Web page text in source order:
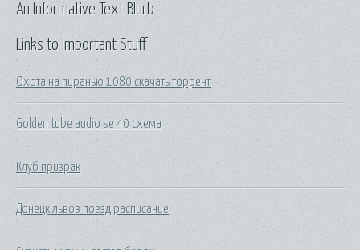
Links to Important Stuff
Охота на пиранью 1080 скачать торрент
Golden tube audio se 40 схема
Клуб призрак
Донецк львов поезд расписание
An Informative Text Blurb